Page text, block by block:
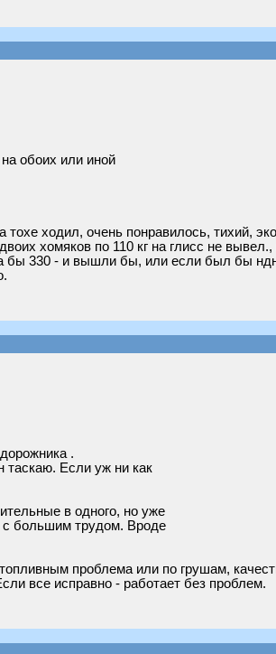
обоих или иной
тохе ходил, очень понравилось, тихий,
хомяков по 110 кг на глисс не
бы 330 - и вышли бы, или если был бы
.
таскаю. Если уж ни как
в одного, но уже
с большим трудом. Вроде
проблема или по грушам,
все исправно - работает без проблем.